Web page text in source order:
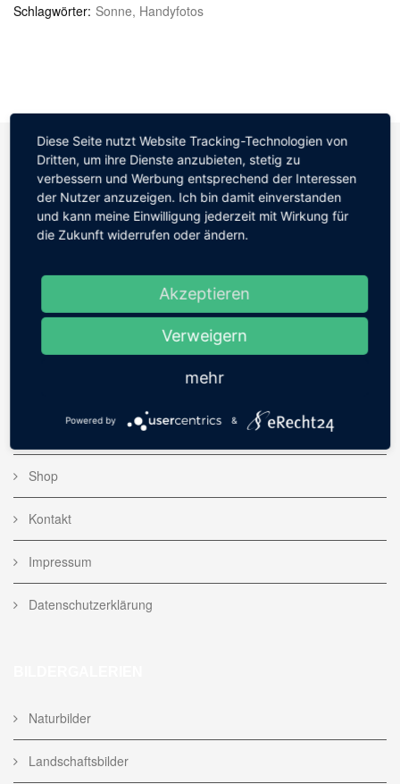
Schlagwörter: Sonne, Handyfotos
Shop
Kontakt
Impressum
Datenschutzerklärung
Naturbilder
Landschaftsbilder
Diese Seite nutzt Website Tracking-Technologien von
Dritten, um ihre Dienste anzubieten, stetig zu
verbessern und Werbung entsprechend der Interessen
der Nutzer anzuzeigen. Ich bin damit einverstanden
und kann meine Einwilligung jederzeit mit Wirkung für
die Zukunft widerrufen oder ändern.
Akzeptieren
Verweigern
mehr
Powered by &